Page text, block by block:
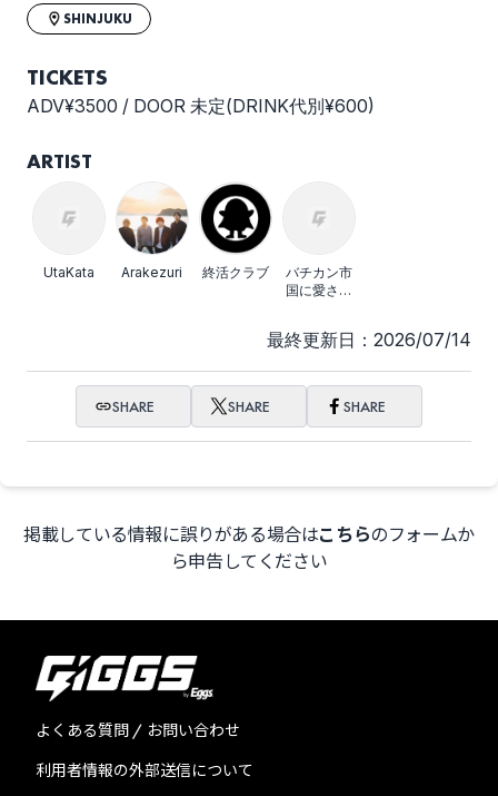
SHINJUKU
TICKETS
ADV¥3500 / DOOR 未定(DRINK代別¥600)
ARTIST
UtaKata Arakezuri 終活クラブ
バチカン市
国に愛され
最終更新日：2026/07/14
SHARE SHARE SHARE
掲載している情報に誤りがある場合はこちらのフォームか
ら申告してください
よくある質問 / お問い合わせ
利用者情報の外部送信について